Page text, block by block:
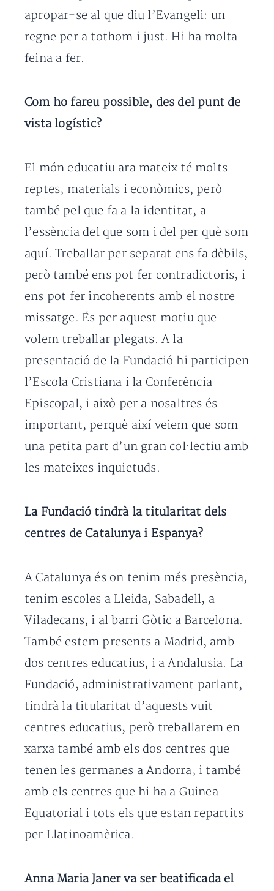
apropar-se al que diu l’Evangeli: un
regne per a tothom i just. Hi ha molta
feina a fer.
Com ho fareu possible, des del punt de
vista logístic?
El món educatiu ara mateix té molts
reptes, materials i econòmics, però
també pel que fa a la identitat, a
l’essència del que som i del per què som
aquí. Treballar per separat ens fa dèbils,
però també ens pot fer contradictoris, i
ens pot fer incoherents amb el nostre
missatge. És per aquest motiu que
volem treballar plegats. A la
presentació de la Fundació hi participen
l’Escola Cristiana i la Conferència
Episcopal, i això per a nosaltres és
important, perquè així veiem que som
una petita part d’un gran col·lectiu amb
les mateixes inquietuds.
La Fundació tindrà la titularitat dels
centres de Catalunya i Espanya?
A Catalunya és on tenim més presència,
tenim escoles a Lleida, Sabadell, a
Viladecans, i al barri Gòtic a Barcelona.
També estem presents a Madrid, amb
dos centres educatius, i a Andalusia. La
Fundació, administrativament parlant,
tindrà la titularitat d’aquests vuit
centres educatius, però treballarem en
xarxa també amb els dos centres que
tenen les germanes a Andorra, i també
amb els centres que hi ha a Guinea
Equatorial i tots els que estan repartits
per Llatinoamèrica.
Anna Maria Janer va ser beatificada el